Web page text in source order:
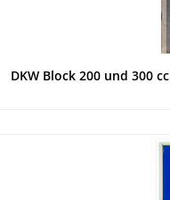
DKW Block 200 und 300